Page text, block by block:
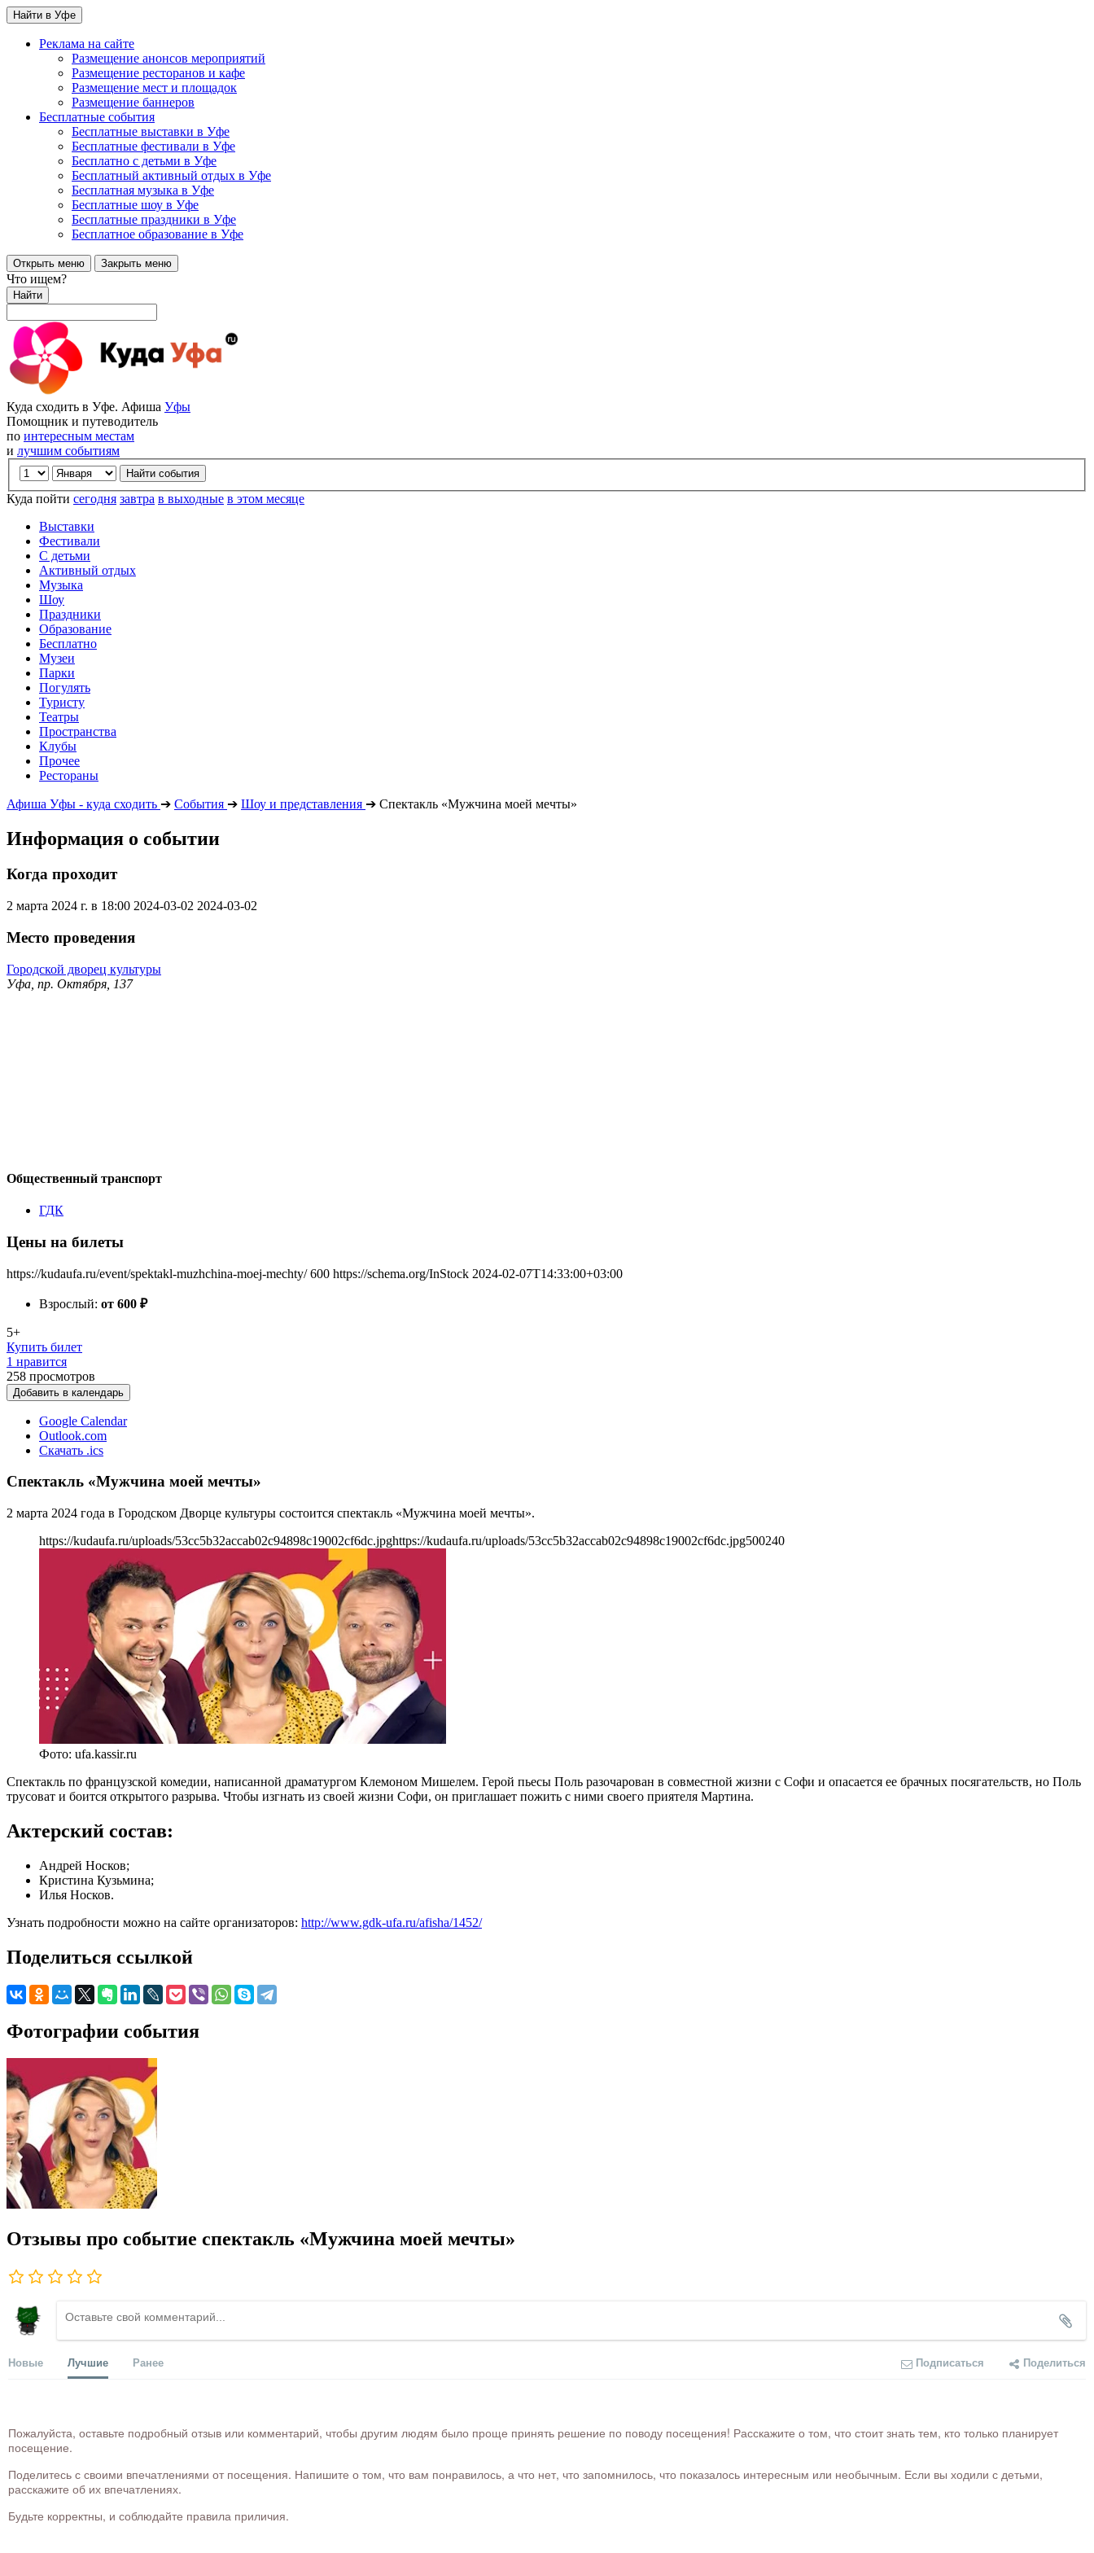
Найти в Уфе
Реклама на сайте
Размещение анонсов мероприятий
Размещение ресторанов и кафе
Размещение мест и площадок
Размещение баннеров
Бесплатные события
Бесплатные выставки в Уфе
Бесплатные фестивали в Уфе
Бесплатно с детьми в Уфе
Бесплатный активный отдых в Уфе
Бесплатная музыка в Уфе
Бесплатные шоу в Уфе
Бесплатные праздники в Уфе
Бесплатное образование в Уфе
Открыть меню Закрыть меню
Что ищем?
Найти
Куда сходить в Уфе. Афиша Уфы
Помощник и путеводитель
по интересным местам
и лучшим событиям
Куда пойти сегодня завтра в выходные в этом месяце
Выставки
Фестивали
С детьми
Активный отдых
Музыка
Шоу
Праздники
Образование
Бесплатно
Музеи
Парки
Погулять
Туристу
Театры
Пространства
Клубы
Прочее
Рестораны
Афиша Уфы - куда сходить ➔ События ➔ Шоу и представления ➔ Спектакль «Мужчина моей мечты»
Информация о событии
Когда проходит
2 марта 2024 г. в 18:00 2024-03-02 2024-03-02
Место проведения
Городской дворец культуры
Уфа, пр. Октября, 137
Общественный транспорт
ГДК
Цены на билеты
https://kudaufa.ru/event/spektakl-muzhchina-moej-mechty/ 600 https://schema.org/InStock 2024-02-07T14:33:00+03:00
Взрослый: от 600 ₽
5+
Купить билет
1 нравится
258 просмотров
Добавить в календарь
Google Calendar
Outlook.com
Скачать .ics
Спектакль «Мужчина моей мечты»
2 марта 2024 года в Городском Дворце культуры состоится спектакль «Мужчина моей мечты».
https://kudaufa.ru/uploads/53cc5b32accab02c94898c19002cf6dc.jpghttps://kudaufa.ru/uploads/53cc5b32accab02c94898c19002cf6dc.jpg500240
Фото: ufa.kassir.ru
Спектакль по французской комедии, написанной драматургом Клемоном Мишелем. Герой пьесы Поль разочарован в совместной жизни с Софи и опасается ее брачных посягательств, но Поль
трусоват и боится открытого разрыва. Чтобы изгнать из своей жизни Софи, он приглашает пожить с ними своего приятеля Мартина.
Актерский состав:
Андрей Носков;
Кристина Кузьмина;
Илья Носков.
Узнать подробности можно на сайте организаторов: http://www.gdk-ufa.ru/afisha/1452/
Поделиться ссылкой
Фотографии события
Отзывы про событие спектакль «Мужчина моей мечты»
Новые Лучшие Ранее Подписаться Поделиться
Пожалуйста, оставьте подробный отзыв или комментарий, чтобы другим людям было проще принять решение по поводу посещения! Расскажите о том, что стоит знать тем, кто только планирует
посещение.
Поделитесь с своими впечатлениями от посещения. Напишите о том, что вам понравилось, а что нет, что запомнилось, что показалось интересным или необычным. Если вы ходили с детьми,
расскажите об их впечатлениях.
Будьте корректны, и соблюдайте правила приличия.